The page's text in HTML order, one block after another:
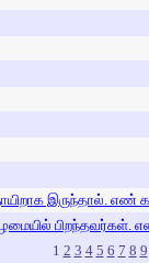
இருந்தால். எண்
பிறந்தவர்கள்.
1 2 3 4 5 6 7 8 9